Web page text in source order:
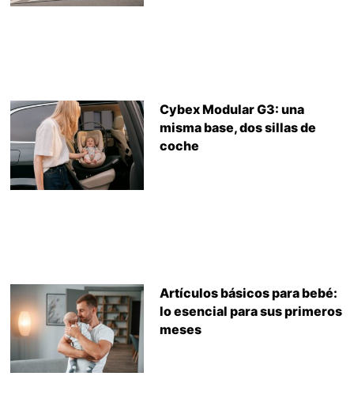
Cybex Modular G3: una
misma base, dos sillas de
coche
Artículos básicos para bebé:
lo esencial para sus primeros
meses